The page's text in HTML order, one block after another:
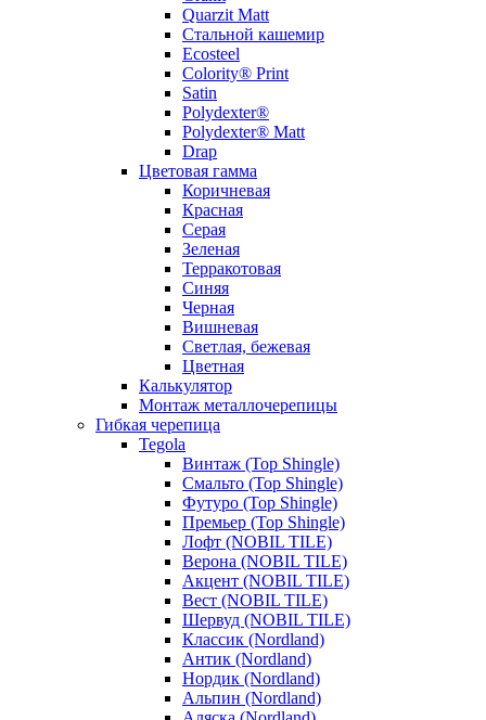
Quarzit Matt
Стальной кашемир
Ecosteel
Colority® Print
Satin
Polydexter®
Polydexter® Matt
Drap
Цветовая гамма
Коричневая
Красная
Серая
Зеленая
Терракотовая
Синяя
Черная
Вишневая
Светлая, бежевая
Цветная
Калькулятор
Монтаж металлочерепицы
Гибкая черепица
Tegola
Винтаж (Top Shingle)
Смальто (Top Shingle)
Футуро (Top Shingle)
Премьер (Top Shingle)
Лофт (NOBIL TILE)
Верона (NOBIL TILE)
Акцент (NOBIL TILE)
Вест (NOBIL TILE)
Шервуд (NOBIL TILE)
Классик (Nordland)
Антик (Nordland)
Нордик (Nordland)
Альпин (Nordland)